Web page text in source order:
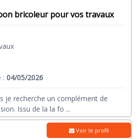
bricoleur pour vos travaux
:04/05/2026
je recherche un complément de
Issu de la la fo ...
Voir le profil